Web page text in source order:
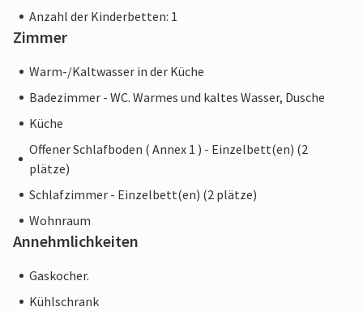
Anzahl der Kinderbetten: 1
Zimmer
Warm-/Kaltwasser in der Küche
Badezimmer - WC. Warmes und kaltes Wasser, Dusche
Küche
Offener Schlafboden ( Annex 1 ) - Einzelbett(en) (2
plätze)
Schlafzimmer - Einzelbett(en) (2 plätze)
Wohnraum
Annehmlichkeiten
Gaskocher.
Kühlschrank